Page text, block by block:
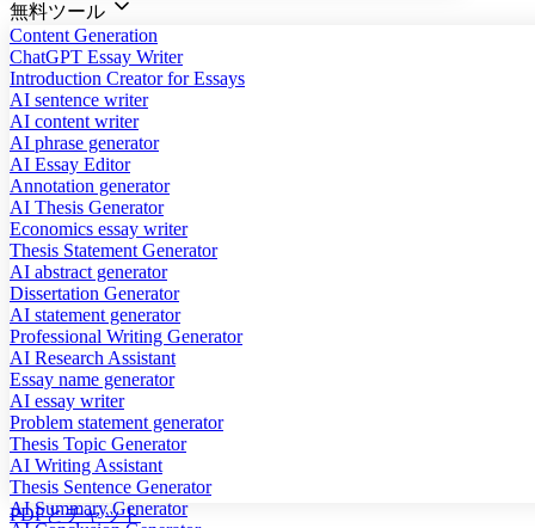
無料ツール
Content Generation
ChatGPT Essay Writer
Introduction Creator for Essays
AI sentence writer
AI content writer
AI phrase generator
AI Essay Editor
Annotation generator
AI Thesis Generator
Economics essay writer
Thesis Statement Generator
AI abstract generator
Dissertation Generator
AI statement generator
Professional Writing Generator
AI Research Assistant
Essay name generator
AI essay writer
Problem statement generator
Thesis Topic Generator
AI Writing Assistant
Thesis Sentence Generator
AI Summary Generator
PDFとチャット